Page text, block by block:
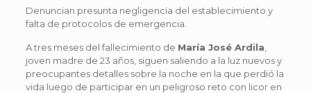
Denuncian presunta negligencia del establecimiento y
falta de protocolos de emergencia.
A tres meses del fallecimiento de María José Ardila
joven madre de 23 años, siguen saliendo a la luz nuevos y
preocupantes detalles sobre la noche en la que perdió la
vida luego de participar en un peligroso reto con licor en